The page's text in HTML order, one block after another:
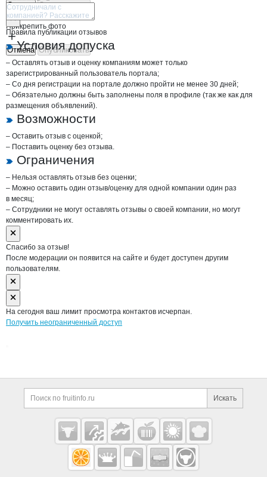
Прикрепить фото
Отмена Опубликовать
Отмена Опубликовать
Правила публикации отзывов
Условия допуска
– Оставлять отзыв и оценку компаниям может только
зарегистрированный пользователь портала;
– Со дня регистрации на портале должно пройти не менее 30 дней;
– Обязательно должны быть заполнены поля в профиле (так же как для
размещения объявлений).
Возможности
– Оставить отзыв с оценкой;
– Поставить оценку без отзыва.
Ограничения
– Нельзя оставлять отзыв без оценки;
– Можно оставить один отзыв/оценку для одной компании один раз
в месяц;
– Сотрудники не могут оставлять отзывы о своей компании, но могут
комментировать их.
Спасибо за отзыв!
После модерации он появится на сайте и будет доступен другим
пользователям.
На сегодня ваш лимит просмотра контактов исчерпан.
Получить неограниченный доступ
Дополнительная информация
Поиск по сайту и
Искать
Cсылки на полезные проекты
Fruitinfo.ru